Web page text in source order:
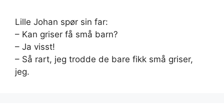
Lille Johan spør sin far:
– Kan griser få små barn?
– Ja visst!
– Så rart, jeg trodde de bare fikk små griser,
jeg.